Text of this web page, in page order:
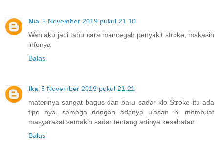
Nia 5 November 2019 pukul 21.10
Wah aku jadi tahu cara mencegah penyakit stroke, makasih
infonya
Balas
Ika 5 November 2019 pukul 21.21
materinya sangat bagus dan baru sadar klo Stroke itu ada
tipe nya. semoga dengan adanya ulasan ini membuat
masyarakat semakin sadar tentang artinya kesehatan.
Balas